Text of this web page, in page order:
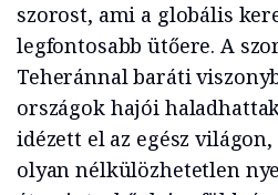
szorost, ami a globális
legfontosabb ütőere. A
Teheránnal baráti
országok hajói
idézett el az egész
olyan nélkülözhetetlen